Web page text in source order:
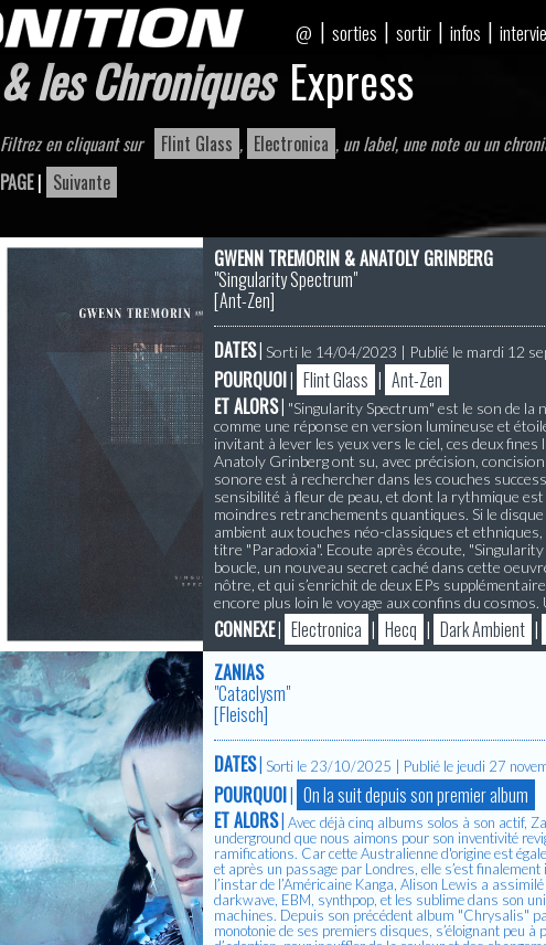
| sorties | sortir | infos |
@
& les Chroniques Express
GWENN TREMORIN & ANATOLY GRINBERG
"Singularity Spectrum"
[Ant-Zen]
DATES| Sorti le 14/04/2023 | Publié le mardi 12
POURQUOI| Flint Glass | Ant-Zen
ET ALORS| "Singularity Spectrum" est le son de la
comme une réponse en version lumineuse et
invitant à lever les yeux vers le ciel, ces deux
Anatoly Grinberg ont su, avec précision,
sonore est à rechercher dans les couches
sensibilité à fleur de peau, et dont la rythmique
moindres retranchements quantiques. Si le
ambient aux touches néo-classiques et
titre "Paradoxia". Ecoute après écoute,
boucle, un nouveau secret caché dans cette
nôtre, et qui s’enrichit de deux EPs
encore plus loin le voyage aux confins du
CONNEXE| Electronica | Hecq | Dark Ambient |
ZANIAS
"Cataclysm"
[Fleisch]
DATES| Sorti le 23/10/2025 | Publié le jeudi 27
POURQUOI| On la suit depuis son premier album
ET ALORS| Avec déjà cinq albums solos à son actif,
underground que nous aimons pour son inventivité
ramifications. Car cette Australienne d'origine est
et après un passage par Londres, elle s’est
l’instar de l’Américaine Kanga, Alison Lewis a
darkwave, EBM, synthpop, et les sublime dans son
machines. Depuis son précédent album "Chrysalis"
monotonie de ses premiers disques, s’éloignant peu
Filtrez en cliquant sur Flint Glass , Electronica , un label, une note ou un
PAGE| Suivante